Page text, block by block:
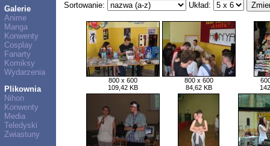
Galerie
Anime
Manga
Konwenty
Cosplay
Fanarty
Komiksy
Wydarzenia
Plikownia
Nihon
Konwenty
Media
Teledyski
Zwiastuny
Sortowanie: Układ:
800 x 600
109,42 KB
800 x 600
84,62 KB